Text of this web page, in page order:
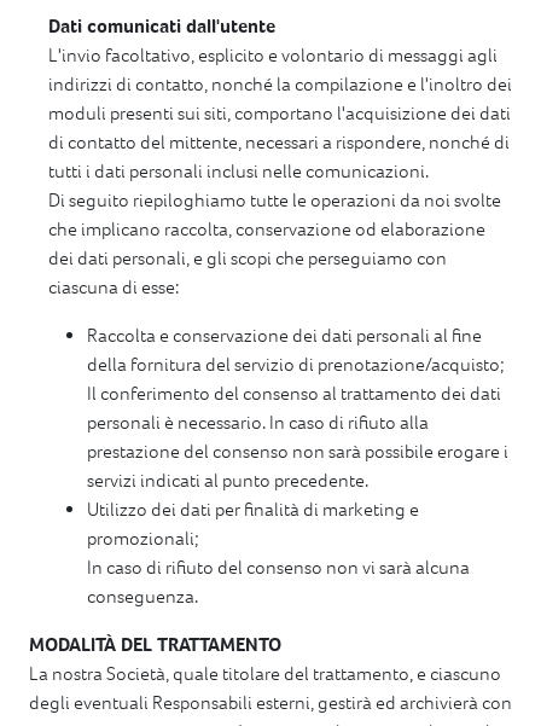
Dati comunicati dall'utente
L'invio facoltativo, esplicito e volontario di messaggi agli
indirizzi di contatto, nonché la compilazione e l'inoltro dei
moduli presenti sui siti, comportano l'acquisizione dei dati
di contatto del mittente, necessari a rispondere, nonché di
tutti i dati personali inclusi nelle comunicazioni.
Di seguito riepiloghiamo tutte le operazioni da noi svolte
che implicano raccolta, conservazione od elaborazione
dei dati personali, e gli scopi che perseguiamo con
ciascuna di esse:
Raccolta e conservazione dei dati personali al fine
della fornitura del servizio di prenotazione/acquisto;
Il conferimento del consenso al trattamento dei dati
personali è necessario. In caso di rifiuto alla
prestazione del consenso non sarà possibile erogare i
servizi indicati al punto precedente.
Utilizzo dei dati per finalità di marketing e
promozionali;
In caso di rifiuto del consenso non vi sarà alcuna
conseguenza.
MODALITÀ DEL TRATTAMENTO
La nostra Società, quale titolare del trattamento, e ciascuno
degli eventuali Responsabili esterni, gestirà ed archivierà con